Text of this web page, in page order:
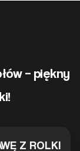
– piękny
Z ROLKI